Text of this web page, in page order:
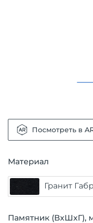
Посмотреть в
Материал
Гранит
Памятник (ВхШхГ),